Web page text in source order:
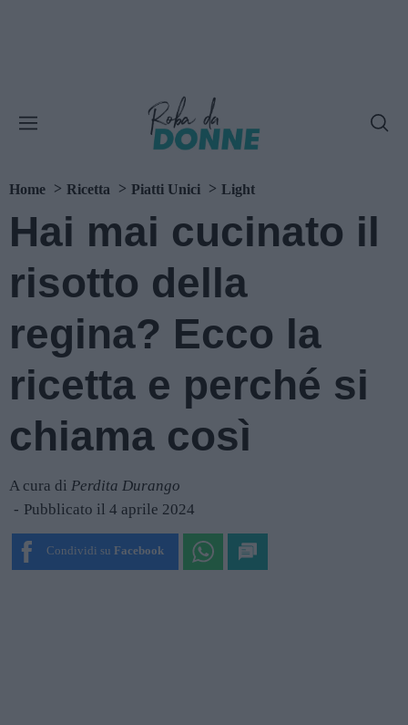
Home Ricetta Piatti Unici Light
Hai mai cucinato il
risotto della
regina? Ecco la
ricetta e perché si
chiama così
A cura di Perdita Durango
Pubblicato il 4 aprile 2024
Condividi su Facebook